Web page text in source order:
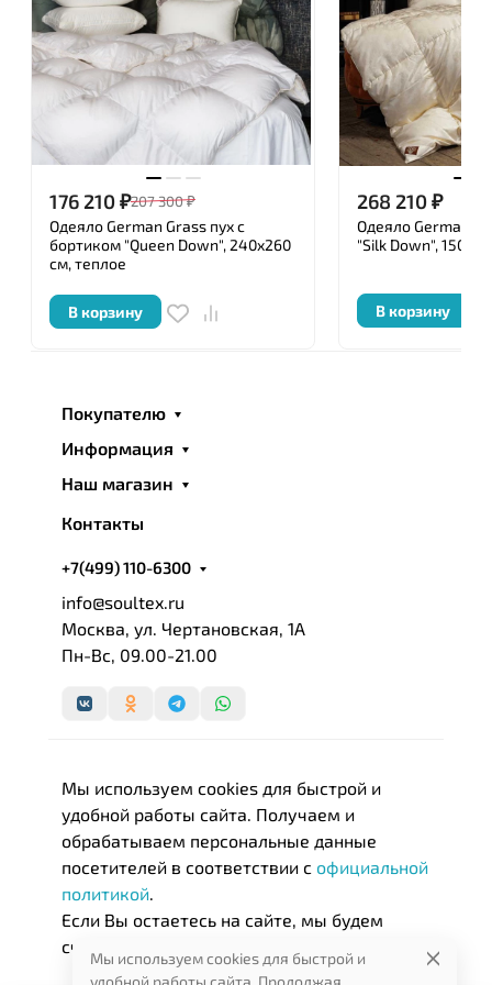
Самым ключевым моментом в создании
действительно роскошных и элегантных
постельных принадлежностей является подбор
тканей и наполнителей, используемых при
производстве. При изготовлении наполнителей,
используемых в изделиях «GERMAN GRASS», мы
термоскрепленния высокосиликонизированным
бикомпонентом. Этот способ позволяет
наполнителям сохранять свои природные свойства
длительное время и выдерживать различные
способы эксплуатации и ухода за изделием
Grass » подвергается тщательной проверке
уполномоченными специалистами, имеющими
печатью.
176 210₽207 300₽
Одеяло German Grass пух с
бортиком "Queen Down", 240x260
см, теплое
В корзину
268 210₽
Одеяло German
"Silk Down",
В корзину
Покупателю
Информация
Наш магазин
Контакты
+7(499) 110-6300
info@soultex.ru
Москва, ул. Чертановская, 1А
Пн-Вс, 09.00-21.00
Мы используем cookies для быстрой и
удобной работы сайта. Получаем и
обрабатываем персональные данные
посетителей в соответствии с официальной
политикой
Если Вы остаетесь на сайте, мы будем
считать, что Вас это устраивает.
Мы используем cookies для быстрой и
удобной работы сайта. Продолжая